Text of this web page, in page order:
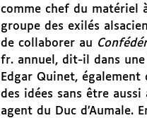
comme chef du matériel
groupe des exilés
de collaborer au
fr. annuel, dit-il dans une
Edgar Quinet, également
des idées sans être
agent du Duc d’Aumale.